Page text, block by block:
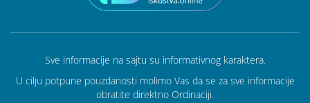
Sve informacije na sajtu su informativnog karaktera.
U cilju potpune pouzdanosti molimo Vas da se za sve informacije
obratite direktno Ordinaciji.